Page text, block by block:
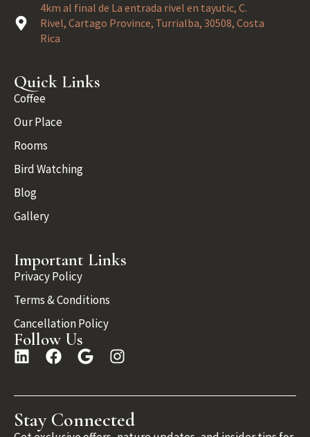
4km al final de La entrada rivel en tayutic, C.
Rivel, Cartago Province, Turrialba, 30508, Costa
Rica
Quick Links
Coffee
Our Place
Rooms
Bird Watching
Blog
Gallery
Important Links
Privacy Policy
Terms & Conditions
Cancellation Policy
Follow Us
Stay Connected